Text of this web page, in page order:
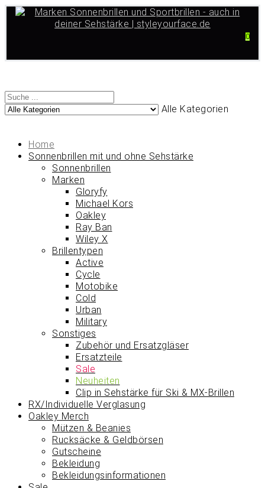
0
Alle Kategorien
Home
Sonnenbrillen mit und ohne Sehstärke
Sonnenbrillen
Marken
Gloryfy
Michael Kors
Oakley
Ray Ban
Wiley X
Brillentypen
Active
Cycle
Motobike
Cold
Urban
Military
Sonstiges
Zubehör und Ersatzgläser
Ersatzteile
Sale
Neuheiten
Clip in Sehstärke für Ski & MX-Brillen
RX/Individuelle Verglasung
Oakley Merch
Mützen & Beanies
Rucksäcke & Geldbörsen
Gutscheine
Bekleidung
Bekleidungsinformationen